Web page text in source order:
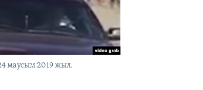
маусым 2019 жыл.